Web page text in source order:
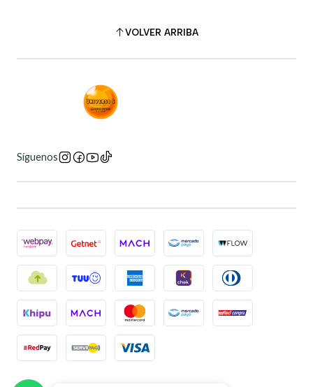
VOLVER ARRIBA
Síguenos